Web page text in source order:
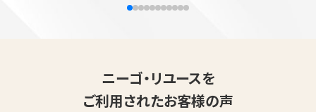
ニーゴ・リユースを
ご利用されたお客様の声